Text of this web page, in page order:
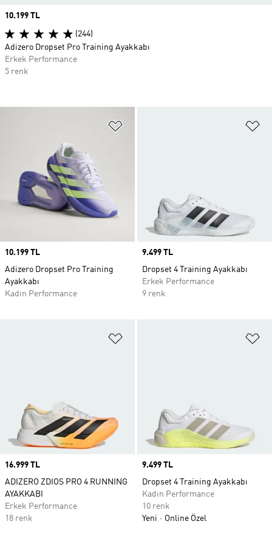
Price
10.199 TL
Adizero Dropset Pro Training
Ayakkabı
Kadın Performance
Price
9.499 TL
Dropset 4 Training Ayakkabı
Erkek Performance
9 renk
Price
16.999 TL
ADIZERO ZDIOS PRO 4 RUNNING
AYAKKABI
Erkek Performance
18 renk
Price
9.499 TL
Dropset 4 Training Ayakkabı
Kadın Performance
10 renk
Yeni
Online Özel
Price
10.199 TL
(244)
Adizero Dropset Pro Training Ayakkabı
Erkek Performance
5 renk